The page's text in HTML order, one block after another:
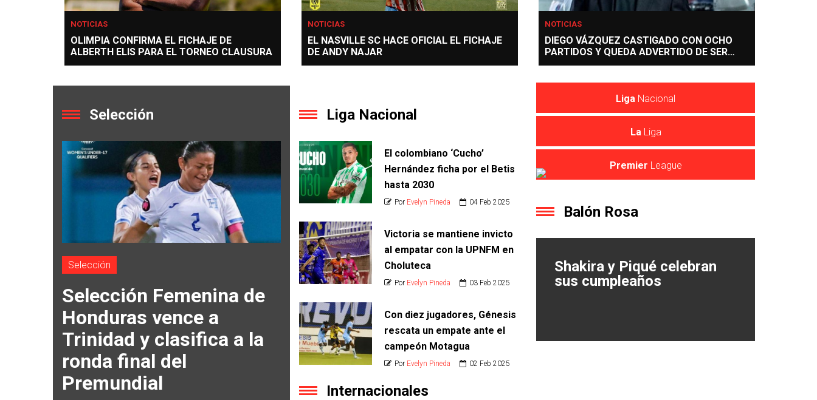
NOTICIAS
OLIMPIA CONFIRMA EL FICHAJE DE
ALBERTH ELIS PARA EL TORNEO CLAUSURA
NOTICIAS
EL NASVILLE SC HACE OFICIAL EL FICHAJE
DE ANDY NAJAR
NOTICIAS
DIEGO VÁZQUEZ CASTIGADO CON OCHO
PARTIDOS Y QUEDA ADVERTIDO DE SER
EXPULSADO DE LIGA NACIONAL
Selección
Selección
Selección Femenina de
Honduras vence a
Trinidad y clasifica a la
ronda final del
Premundial
Liga Nacional
El colombiano ‘Cucho’
Hernández ficha por el Betis
hasta 2030
Por Evelyn Pineda 04 Feb 2025
Victoria se mantiene invicto
al empatar con la UPNFM en
Choluteca
Por Evelyn Pineda 03 Feb 2025
Con diez jugadores, Génesis
rescata un empate ante el
campeón Motagua
Por Evelyn Pineda 02 Feb 2025
Internacionales
Tablas de posiciones
Liga Nacional
LaLiga
Premier League
Balón Rosa
Shakira y Piqué celebran
sus cumpleaños